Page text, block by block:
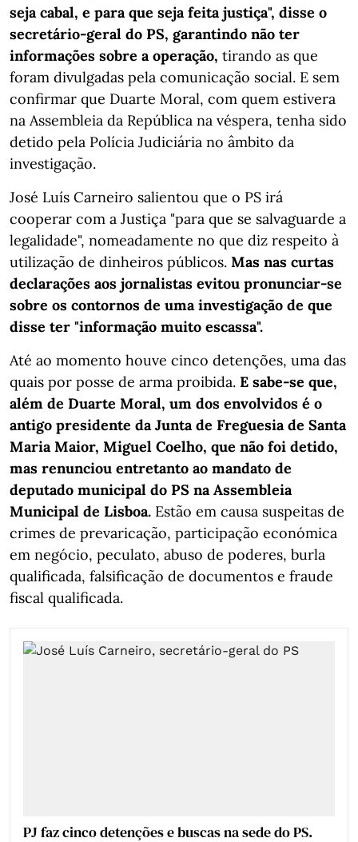
seja cabal, e para que seja feita justiça", disse o
secretário-geral do PS, garantindo não ter
informações sobre a operação, tirando as que
foram divulgadas pela comunicação social. E sem
confirmar que Duarte Moral, com quem estivera
na Assembleia da República na véspera, tenha sido
detido pela Polícia Judiciária no âmbito da
investigação.
José Luís Carneiro salientou que o PS irá
cooperar com a Justiça "para que se salvaguarde a
legalidade", nomeadamente no que diz respeito à
utilização de dinheiros públicos. Mas nas curtas
declarações aos jornalistas evitou pronunciar-se
sobre os contornos de uma investigação de que
disse ter "informação muito escassa".
Até ao momento houve cinco detenções, uma das
quais por posse de arma proibida. E sabe-se que,
além de Duarte Moral, um dos envolvidos é o
antigo presidente da Junta de Freguesia de Santa
Maria Maior, Miguel Coelho, que não foi detido,
mas renunciou entretanto ao mandato de
deputado municipal do PS na Assembleia
Municipal de Lisboa. Estão em causa suspeitas de
crimes de prevaricação, participação económica
em negócio, peculato, abuso de poderes, burla
qualificada, falsificação de documentos e fraude
fiscal qualificada.
PJ faz cinco detenções e buscas na sede do PS.